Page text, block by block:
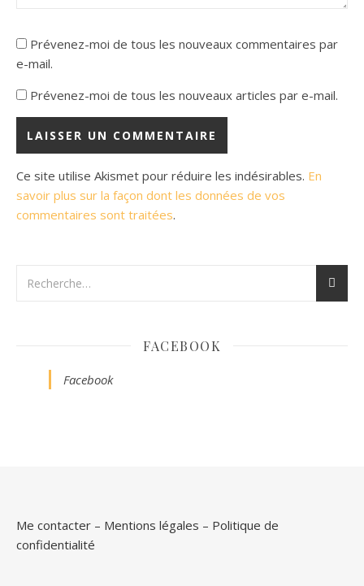
Prévenez-moi de tous les nouveaux commentaires par
e-mail.
Prévenez-moi de tous les nouveaux articles par e-mail.
Ce site utilise Akismet pour réduire les indésirables. En
savoir plus sur la façon dont les données de vos
commentaires sont traitées.
FACEBOOK
Facebook
Me contacter – Mentions légales – Politique de
confidentialité